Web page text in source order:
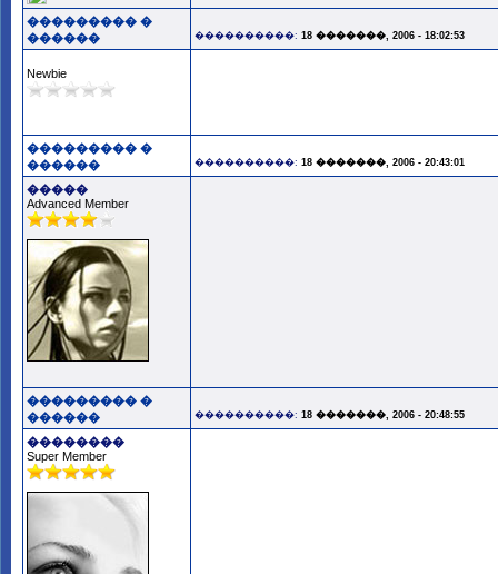
��������� �
������
����������: 18 �������, 2006 - 18:02:53
Newbie
��������� �
������
����������: 18 �������, 2006 - 20:43:01
�����
Advanced Member
��������� �
������
����������: 18 �������, 2006 - 20:48:55
��������
Super Member